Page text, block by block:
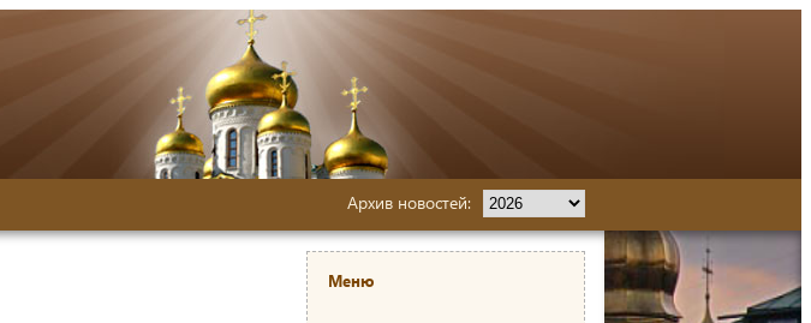
Архив новостей:
Меню